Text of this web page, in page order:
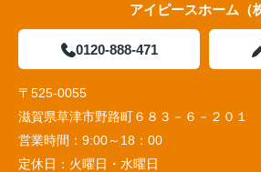
アイピースホーム（
0120-888-471
〒525-0055
滋賀県草津市野路町６８３－６－２０１
営業時間： 9:00～18：00
定休日： 火曜日・水曜日